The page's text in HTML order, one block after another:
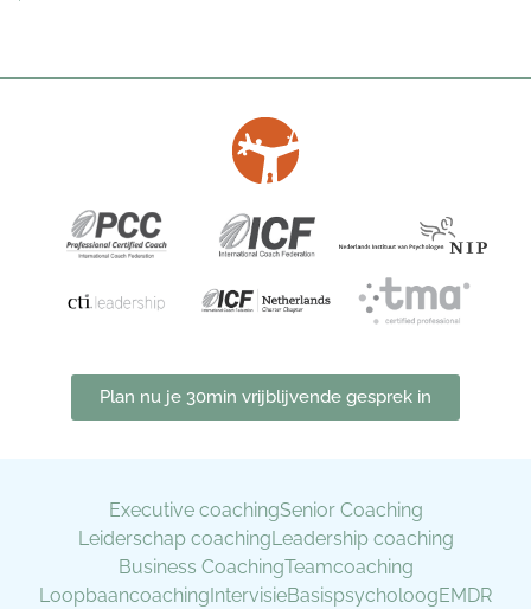
Plan nu je 30min vrijblijvende gesprek in
Executive coachingSenior Coaching
Leiderschap coachingLeadership coaching
Business CoachingTeamcoaching
LoopbaancoachingIntervisieBasispsycholoogEMDR